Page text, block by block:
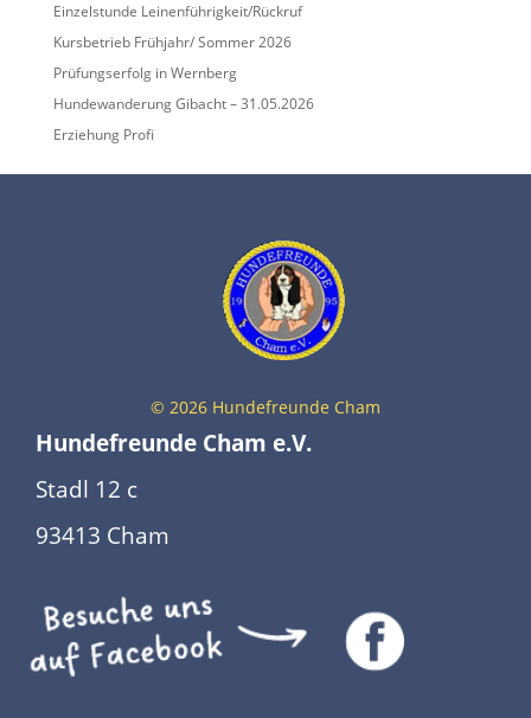
Einzelstunde Leinenführigkeit/Rückruf
Kursbetrieb Frühjahr/ Sommer 2026
Prüfungserfolg in Wernberg
Hundewanderung Gibacht – 31.05.2026
Erziehung Profi
© 2026 Hundefreunde Cham
Hundefreunde Cham e.V.
Stadl 12 c
93413 Cham